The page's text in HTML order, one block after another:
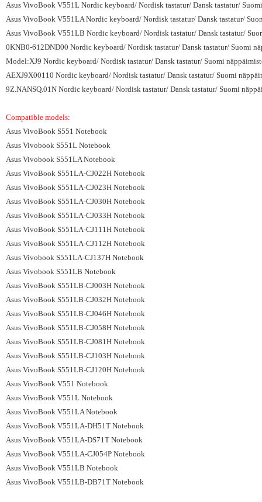
Asus VivoBook V551L Nordic keyboard/ Nordisk tastatur/ Dansk tastatur/
Asus VivoBook V551LA Nordic keyboard/ Nordisk tastatur/ Dansk tastatur/
Asus VivoBook V551LB Nordic keyboard/ Nordisk tastatur/ Dansk tastatur/
0KNB0-612DND00 Nordic keyboard/ Nordisk tastatur/ Dansk tastatur/ Suomi
Model:XJ9 Nordic keyboard/ Nordisk tastatur/ Dansk tastatur/ Suomi
AEXJ9X00110 Nordic keyboard/ Nordisk tastatur/ Dansk tastatur/ Suomi
9Z.NANSQ.01N Nordic keyboard/ Nordisk tastatur/ Dansk tastatur/ Suomi
Compatible models:
Asus VivoBook S551 Notebook
Asus Vivobook S551L Notebook
Asus Vivobook S551LA Notebook
Asus VivoBook S551LA-CJ022H Notebook
Asus VivoBook S551LA-CJ023H Notebook
Asus VivoBook S551LA-CJ030H Notebook
Asus VivoBook S551LA-CJ033H Notebook
Asus VivoBook S551LA-CJ111H Notebook
Asus VivoBook S551LA-CJ112H Notebook
Asus Vivobook S551LA-CJ137H Notebook
Asus Vivobook S551LB Notebook
Asus VivoBook S551LB-CJ003H Notebook
Asus VivoBook S551LB-CJ032H Notebook
Asus VivoBook S551LB-CJ046H Notebook
Asus VivoBook S551LB-CJ058H Notebook
Asus VivoBook S551LB-CJ081H Notebook
Asus VivoBook S551LB-CJ103H Notebook
Asus VivoBook S551LB-CJ120H Notebook
Asus VivoBook V551 Notebook
Asus VivoBook V551L Notebook
Asus VivoBook V551LA Notebook
Asus VivoBook V551LA-DH51T Notebook
Asus VivoBook V551LA-DS71T Notebook
Asus VivoBook V551LA-CJ054P Notebook
Asus VivoBook V551LB Notebook
Asus VivoBook V551LB-DB71T Notebook